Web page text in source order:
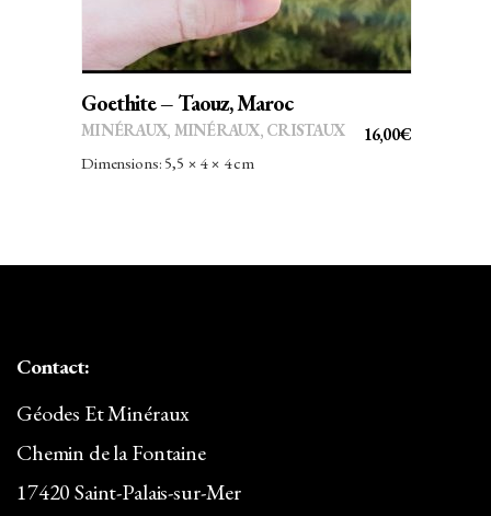
Goethite – Taouz, Maroc
16,00€
MINÉRAUX, MINÉRAUX, CRISTAUX
Dimensions: 5,5 × 4 × 4 cm
Contact:
Géodes Et Minéraux
Chemin de la Fontaine
17420 Saint-Palais-sur-Mer